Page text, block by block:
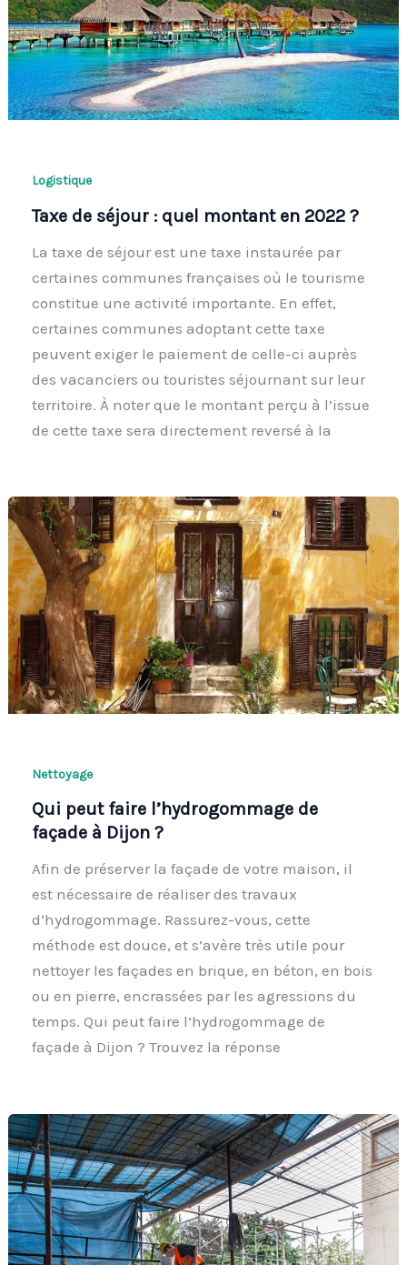
Logistique
Taxe de séjour : quel montant en 2022 ?
La taxe de séjour est une taxe instaurée par
certaines communes françaises où le tourisme
constitue une activité importante. En effet,
certaines communes adoptant cette taxe
peuvent exiger le paiement de celle-ci auprès
des vacanciers ou touristes séjournant sur leur
territoire. À noter que le montant perçu à l’issue
de cette taxe sera directement reversé à la
Nettoyage
Qui peut faire l’hydrogommage de
façade à Dijon ?
Afin de préserver la façade de votre maison, il
est nécessaire de réaliser des travaux
d’hydrogommage. Rassurez-vous, cette
méthode est douce, et s’avère très utile pour
nettoyer les façades en brique, en béton, en bois
ou en pierre, encrassées par les agressions du
temps. Qui peut faire l’hydrogommage de
façade à Dijon ? Trouvez la réponse